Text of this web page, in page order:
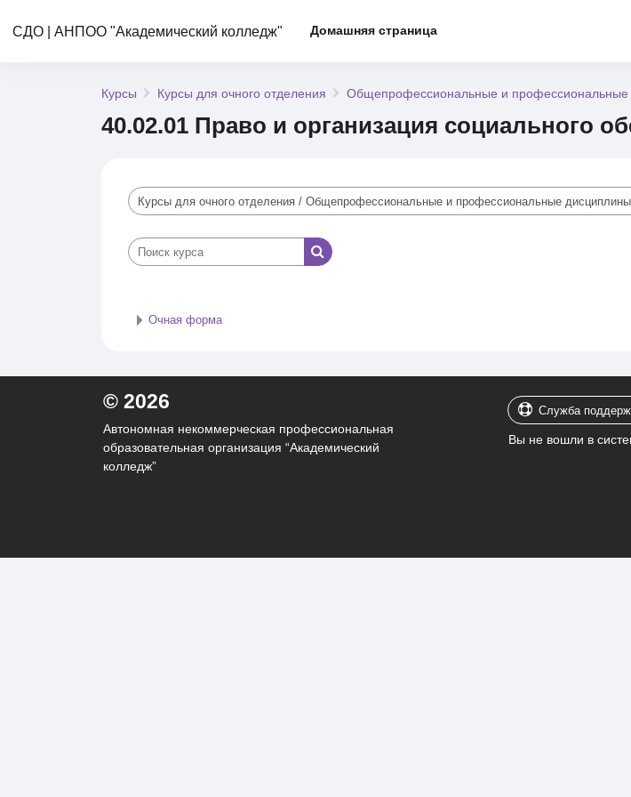
СДО | АНПОО "Академический колледж" Домашняя страница
Курсы Курсы для очного отделения Общепрофессиональные и профессиональные
40.02.01 Право и организация социального
Категории курсов
Поиск курса
Поиск курса
Очная форма
© 2026
Автономная некоммерческая профессиональная
образовательная организация “Академический
колледж”
Служба
Вы не вошли в